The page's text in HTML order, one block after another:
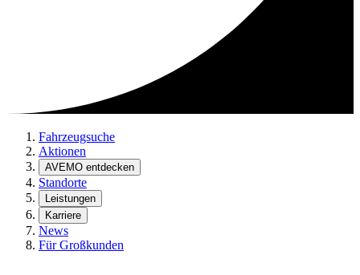
Fahrzeugsuche
Aktionen
AVEMO entdecken
Standorte
Leistungen
Karriere
News
Für Großkunden